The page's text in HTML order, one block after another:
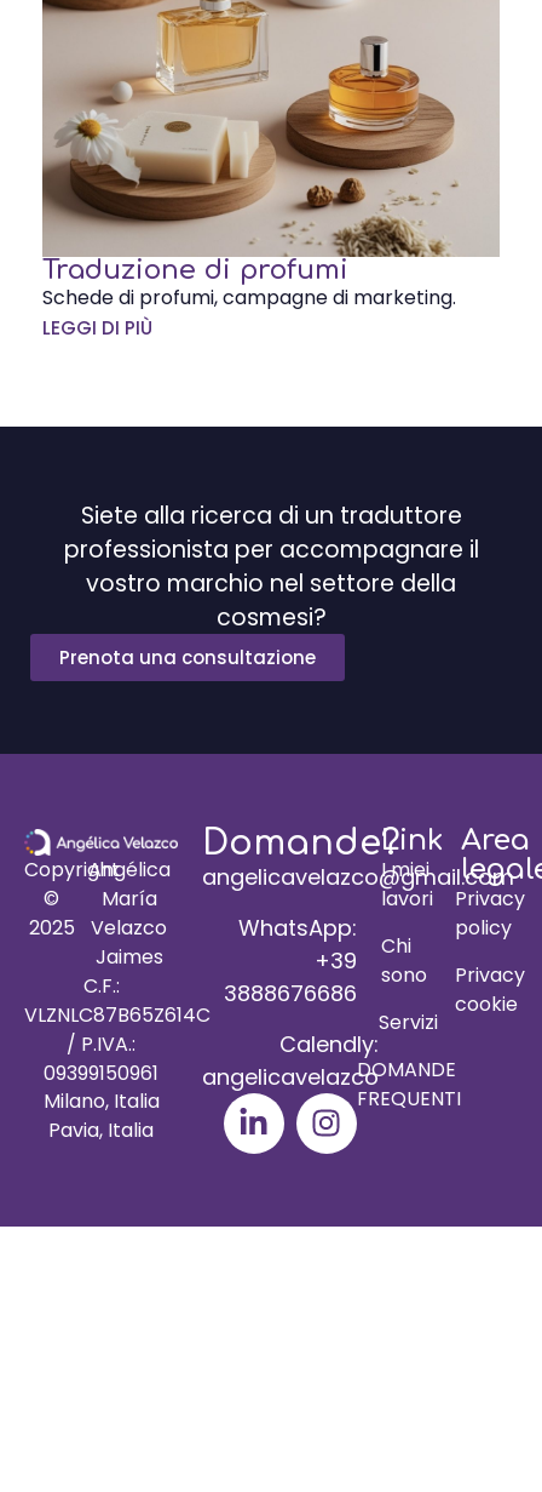
Traduzione di profumi
Schede di profumi, campagne di marketing.
LEGGI DI PIÙ
Siete alla ricerca di un traduttore
professionista per accompagnare il
vostro marchio nel settore della
cosmesi?
Prenota una consultazione
Copyright
©
2025
Angélica
María
Velazco
Jaimes
C.F.:
VLZNLC87B65Z614C
/ P.IVA.:
09399150961
Milano, Italia
Pavia, Italia
Domande?
angelicavelazco@gmail.com
WhatsApp:
+39
3888676686
Calendly:
angelicavelazco
Link
I miei
lavori
Chi
sono
Servizi
DOMANDE
FREQUENTI
Area
Privacy
policy
Privacy
cookie